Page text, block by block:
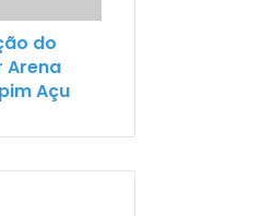
do
Arena
Açu